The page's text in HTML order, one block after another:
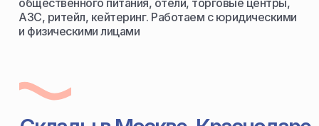
АЗС, ритейл, кейтеринг. Работаем с юридическими
и физическими лицами